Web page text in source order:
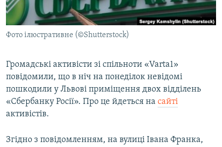
ПОДКАСТИ
КРИМ РЕАЛІЇ
УКР
КТАТ
ДОЛУЧАЙСЯ!
Фото ілюстративне (©Shutterstock)
Громадські активісти зі спільноти «Varta1»
повідомили, що в ніч на понеділок невідомі
пошкодили у Львові приміщення двох відділень
«Сбербанку Росії». Про це йдеться на сайті
активістів.
Згідно з повідомленням, на вулиці Івана Франка,